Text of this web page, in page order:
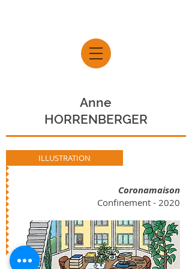
Anne
HORRENBERGER
ILLUSTRATION
Coronamaison
Confinement - 2020